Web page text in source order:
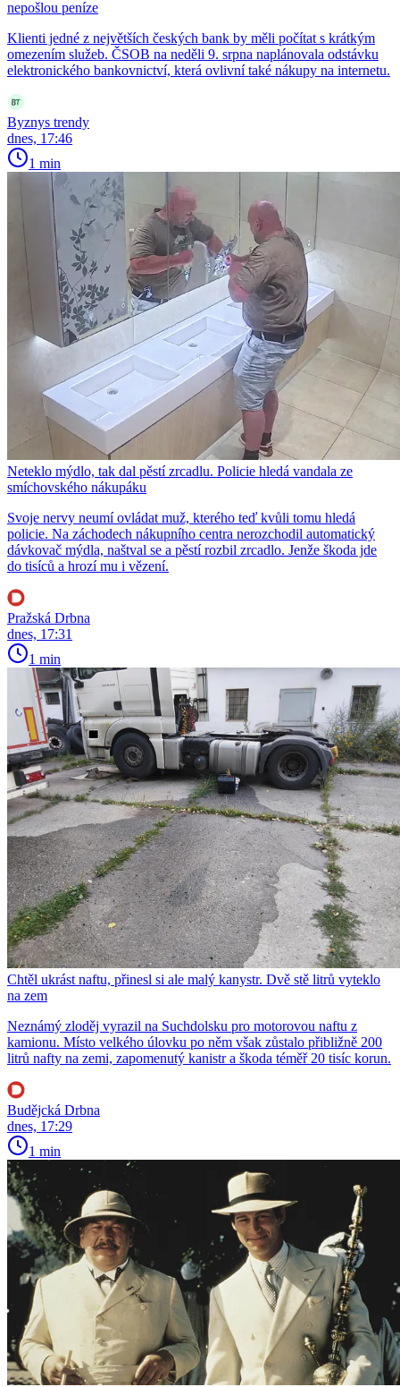
nepošlou peníze
Klienti jedné z největších českých bank by měli počítat s krátkým
omezením služeb. ČSOB na neděli 9. srpna naplánovala odstávku
elektronického bankovnictví, která ovlivní také nákupy na internetu.
Byznys trendy
dnes, 17:46
1 min
Neteklo mýdlo, tak dal pěstí zrcadlu. Policie hledá vandala ze
smíchovského nákupáku
Svoje nervy neumí ovládat muž, kterého teď kvůli tomu hledá
policie. Na záchodech nákupního centra nerozchodil automatický
dávkovač mýdla, naštval se a pěstí rozbil zrcadlo. Jenže škoda jde
do tisíců a hrozí mu i vězení.
Pražská Drbna
dnes, 17:31
1 min
Chtěl ukrást naftu, přinesl si ale malý kanystr. Dvě stě litrů vyteklo
na zem
Neznámý zloděj vyrazil na Suchdolsku pro motorovou naftu z
kamionu. Místo velkého úlovku po něm však zůstalo přibližně 200
litrů nafty na zemi, zapomenutý kanistr a škoda téměř 20 tisíc korun.
Budějcká Drbna
dnes, 17:29
1 min